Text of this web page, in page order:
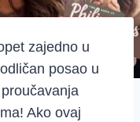
zajedno u
posao u
Ako ovaj